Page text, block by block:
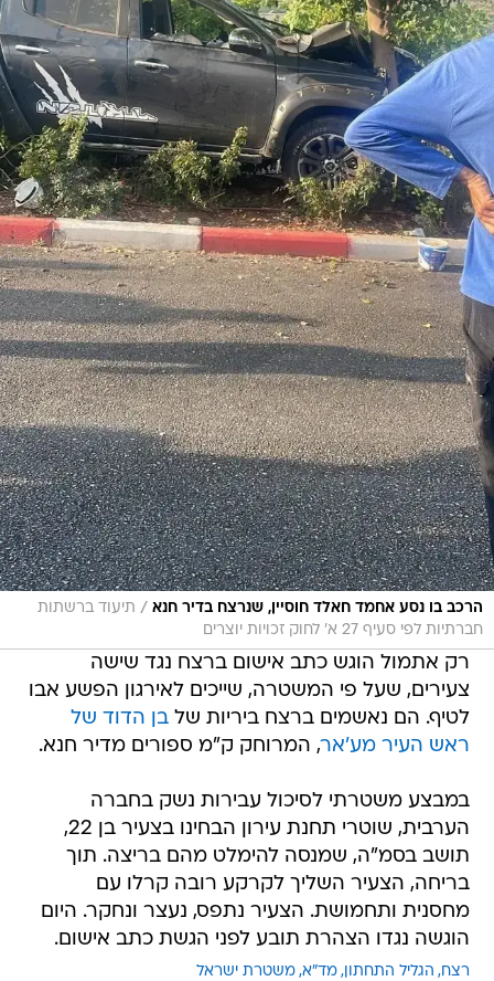
הרכב בו נסע אחמד חאלד חוסיין, שנרצח בדיר חנא / תיעוד ברשתות
חברתיות לפי סעיף 27 א' לחוק זכויות יוצרים
רק אתמול הוגש כתב אישום ברצח נגד שישה
צעירים, שעל פי המשטרה, שייכים לאירגון הפשע אבו
לטיף. הם נאשמים ברצח ביריות שלבן הדוד של
ראש העיר מע'אר, המרוחק ק"מ ספורים מדיר חנא.
במבצע משטרתי לסיכול עבירות נשק בחברה
הערבית, שוטרי תחנת עירון הבחינו בצעיר בן 22,
תושב בסמ"ה, שמנסה להימלט מהם בריצה. תוך
בריחה, הצעיר השליך לקרקע רובה קרלו עם
מחסנית ותחמושת. הצעיר נתפס, נעצר ונחקר. היום
הוגשה נגדו הצהרת תובע לפני הגשת כתב אישום.
רצח הגליל התחתון מד"א משטרת ישראל